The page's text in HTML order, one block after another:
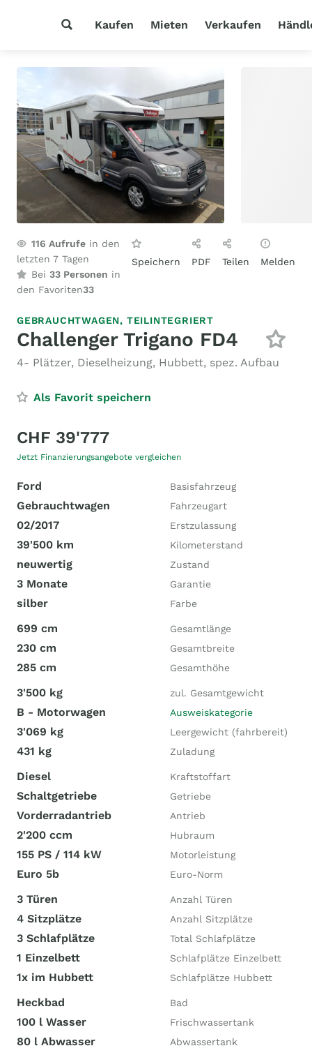
Kaufen Mieten Verkaufen
116 Aufrufe in den
letzten 7 Tagen
Bei 33 Personen in
den Favoriten33
Speichern PDF Teilen Melden
GEBRAUCHTWAGEN, TEILINTEGRIERT
Challenger Trigano FD4
4- Plätzer, Dieselheizung, Hubbett, spez. Aufbau
Als Favorit speichern
CHF 39'777
Jetzt Finanzierungsangebote vergleichen
Ford Basisfahrzeug
Gebrauchtwagen Fahrzeugart
02/2017 Erstzulassung
39'500 km Kilometerstand
neuwertig Zustand
3 Monate Garantie
silber Farbe
699 cm Gesamtlänge
230 cm Gesamtbreite
285 cm Gesamthöhe
3'500 kg zul. Gesamtgewicht
B - Motorwagen Ausweiskategorie
3'069 kg Leergewicht (fahrbereit)
431 kg Zuladung
Diesel Kraftstoffart
Schaltgetriebe Getriebe
Vorderradantrieb Antrieb
2'200 ccm Hubraum
155 PS / 114 kW Motorleistung
Euro 5b Euro-Norm
3 Türen Anzahl Türen
4 Sitzplätze Anzahl Sitzplätze
3 Schlafplätze Total Schlafplätze
1 Einzelbett Schlafplätze Einzelbett
1x im Hubbett Schlafplätze Hubbett
Heckbad Bad
100 l Wasser Frischwassertank
80 l Abwasser Abwassertank